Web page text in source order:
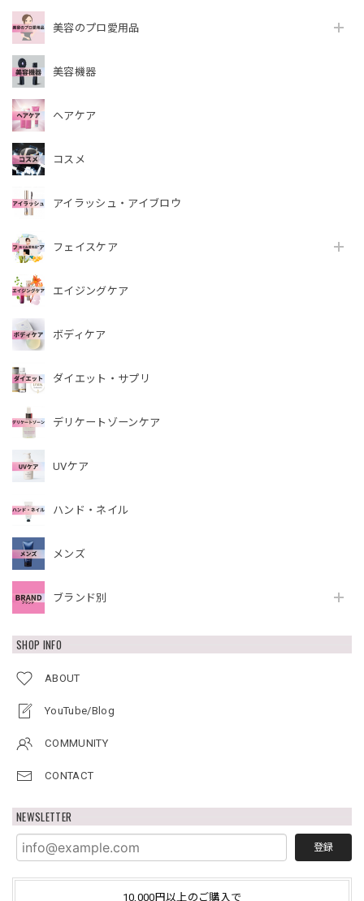
美容のプロ愛用品
美容機器
ヘアケア
コスメ
アイラッシュ・アイブロウ
フェイスケア
エイジングケア
ボディケア
ダイエット・サプリ
デリケートゾーンケア
UVケア
ハンド・ネイル
メンズ
ブランド別
SHOP INFO
ABOUT
YouTube/Blog
COMMUNITY
CONTACT
NEWSLETTER
登録
10,000円以上のご購入で